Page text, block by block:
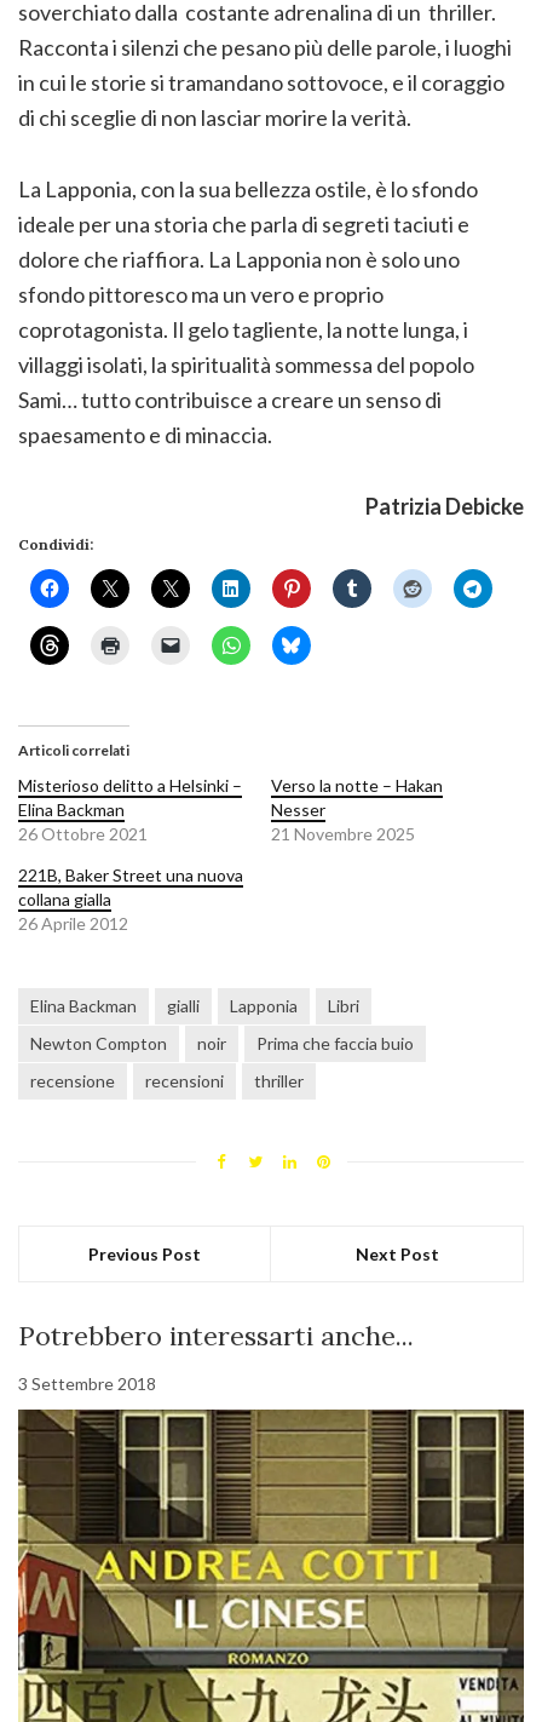
soverchiato dalla costante adrenalina di un thriller.
Racconta i silenzi che pesano più delle parole, i luoghi
in cui le storie si tramandano sottovoce, e il coraggio
di chi sceglie di non lasciar morire la verità.
La Lapponia, con la sua bellezza ostile, è lo sfondo
ideale per una storia che parla di segreti taciuti e
dolore che riaffiora. La Lapponia non è solo uno
sfondo pittoresco ma un vero e proprio
coprotagonista. Il gelo tagliente, la notte lunga, i
villaggi isolati, la spiritualità sommessa del popolo
Sami… tutto contribuisce a creare un senso di
spaesamento e di minaccia.
Patrizia Debicke
Condividi:
Articoli correlati
Misterioso delitto a Helsinki –
Elina Backman
26 Ottobre 2021
Verso la notte – Hakan
Nesser
21 Novembre 2025
221B, Baker Street una nuova
collana gialla
26 Aprile 2012
Elina Backman gialli Lapponia
Libri
Newton Compton
noir
Prima che faccia buio
recensione
recensioni thriller
Previous Post Next Post
Potrebbero interessarti anche...
3 Settembre 2018